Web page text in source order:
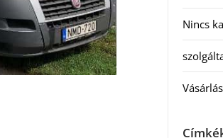
Nincs
Vásárlás